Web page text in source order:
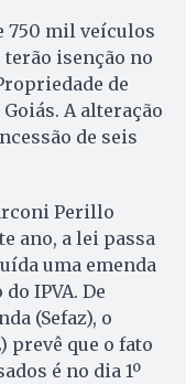
750 mil veículos
isenção no
de
A alteração
de seis
Perillo
ano, a lei passa
uma emenda
IPVA. De
(Sefaz), o
prevê que o fato
é no dia 1º